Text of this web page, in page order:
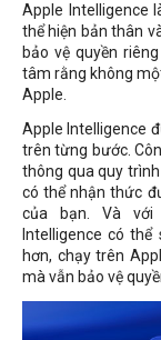
Apple Intelligence
thể hiện bản thân
bảo vệ quyền
tâm rằng không
Apple.
Apple Intelligence
trên từng bước.
thông qua quy
có thể nhận thức
của bạn. Và với
Intelligence có
hơn, chạy trên
mà vẫn bảo vệ